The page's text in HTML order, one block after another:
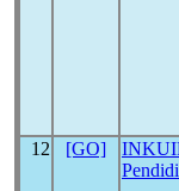
12 [GO]